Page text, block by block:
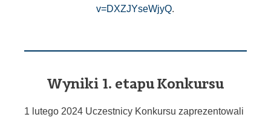
v=DXZJYseWjyQ.
Wyniki 1. etapu Konkursu
1 lutego 2024 Uczestnicy Konkursu zaprezentowali